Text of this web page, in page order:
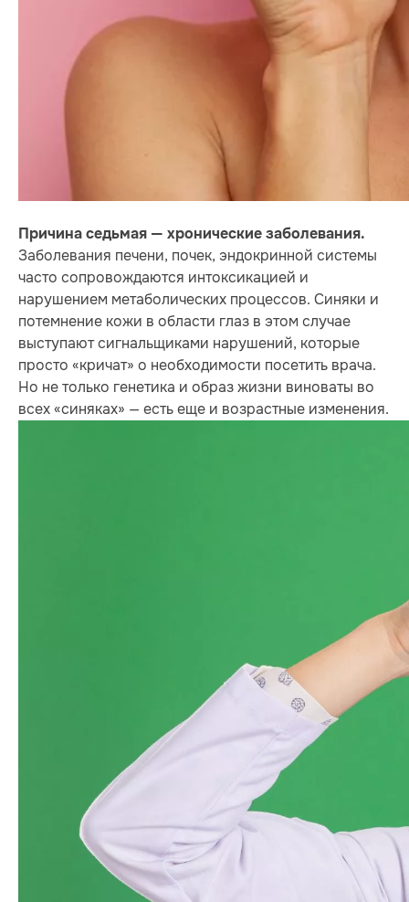
Причина седьмая — хронические заболевания.
Заболевания печени, почек, эндокринной системы
часто сопровождаются интоксикацией и
нарушением метаболических процессов. Синяки и
потемнение кожи в области глаз в этом случае
выступают сигнальщиками нарушений, которые
просто «кричат» о необходимости посетить врача.
Но не только генетика и образ жизни виноваты во
всех «синяках» — есть еще и возрастные изменения.